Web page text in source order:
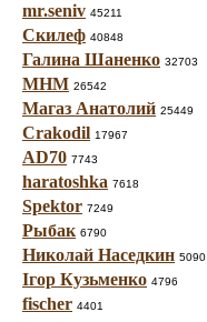
mr.seniv 45211
Скилеф 40848
Галина Шаненко 32703
МНМ 26542
Магаз Анатолий 25449
Crakodil 17967
AD70 7743
haratoshka 7618
Spektor 7249
Рыбак 6790
Николай Наседкин 5090
Ігор Кузьменко 4796
fischer 4401